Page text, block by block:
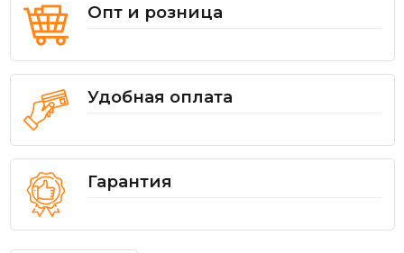
Опт и розница
Удобная оплата
Гарантия